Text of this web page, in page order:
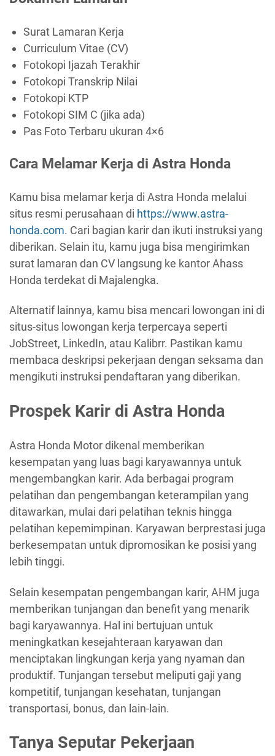
Surat Lamaran Kerja
Curriculum Vitae (CV)
Fotokopi Ijazah Terakhir
Fotokopi Transkrip Nilai
Fotokopi KTP
Fotokopi SIM C (jika ada)
Pas Foto Terbaru ukuran 4×6
Cara Melamar Kerja di Astra Honda
Kamu bisa melamar kerja di Astra Honda melalui
situs resmi perusahaan di https://www.astra-
honda.com. Cari bagian karir dan ikuti instruksi yang
diberikan. Selain itu, kamu juga bisa mengirimkan
surat lamaran dan CV langsung ke kantor Ahass
Honda terdekat di Majalengka.
Alternatif lainnya, kamu bisa mencari lowongan ini di
situs-situs lowongan kerja terpercaya seperti
JobStreet, LinkedIn, atau Kalibrr. Pastikan kamu
membaca deskripsi pekerjaan dengan seksama dan
mengikuti instruksi pendaftaran yang diberikan.
Prospek Karir di Astra Honda
Astra Honda Motor dikenal memberikan
kesempatan yang luas bagi karyawannya untuk
mengembangkan karir. Ada berbagai program
pelatihan dan pengembangan keterampilan yang
ditawarkan, mulai dari pelatihan teknis hingga
pelatihan kepemimpinan. Karyawan berprestasi juga
berkesempatan untuk dipromosikan ke posisi yang
lebih tinggi.
Selain kesempatan pengembangan karir, AHM juga
memberikan tunjangan dan benefit yang menarik
bagi karyawannya. Hal ini bertujuan untuk
meningkatkan kesejahteraan karyawan dan
menciptakan lingkungan kerja yang nyaman dan
produktif. Tunjangan tersebut meliputi gaji yang
kompetitif, tunjangan kesehatan, tunjangan
transportasi, bonus, dan lain-lain.
Tanya Seputar Pekerjaan